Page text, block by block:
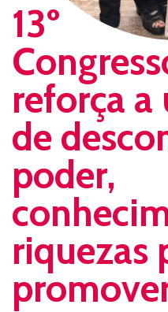
13º
reforça a
de
poder,
riquezas